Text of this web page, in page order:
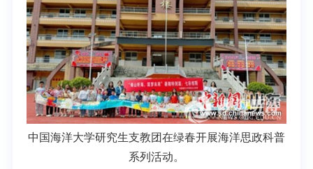
中国海洋大学研究生支教团在绿春开展海洋思政科普
系列活动。